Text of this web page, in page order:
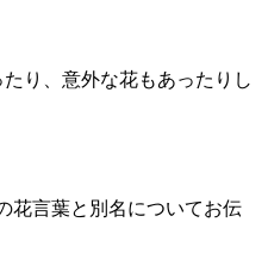
り、意外な花もあったりし
花言葉と別名についてお伝